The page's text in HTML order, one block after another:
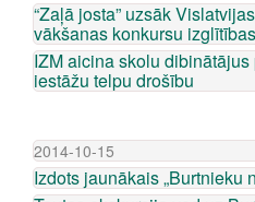
“Zaļā josta” uzsāk
vākšanas konkursu
IZM aicina skolu
iestāžu telpu drošību
2014-10-15
Izdots jaunākais „Burtnieku